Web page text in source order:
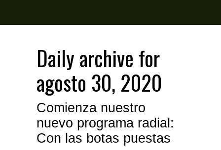
Daily archive for
agosto 30, 2020
Comienza nuestro
nuevo programa radial:
Con las botas puestas